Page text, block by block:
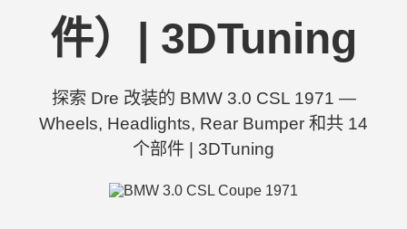
件）| 3DTuning
探索 Dre 改装的 BMW 3.0 CSL 1971 —
Wheels, Headlights, Rear Bumper 和共 14
个部件 | 3DTuning